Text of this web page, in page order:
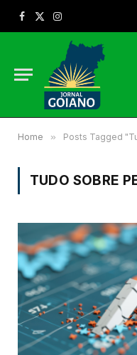
Facebook
X
Instagram
Home » Posts Tagged
TUDO SOBRE